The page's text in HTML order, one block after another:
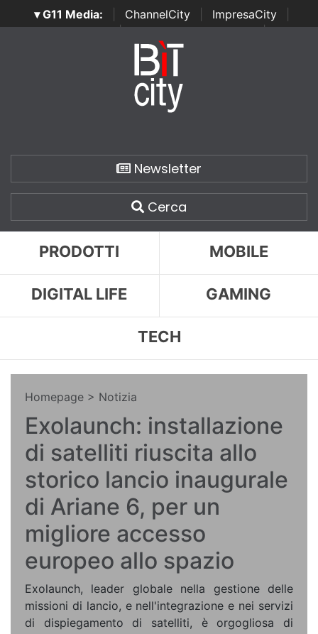
▾ G11 Media: ChannelCity ImpresaCity
SecurityOpenLab | Italian Channel Awards | Italian
Italian Security Awards
Newsletter
Cerca
PRODOTTI MOBILE
DIGITAL LIFE GAMING
TECH
Homepage > Notizia
Exolaunch: installazione
di satelliti riuscita allo
storico lancio inaugurale
di Ariane 6, per un
migliore accesso
europeo allo spazio
Exolaunch, leader globale nella gestione delle
missioni di lancio, e nell'integrazione e nei servizi
di dispiegamento di satelliti, è orgogliosa di